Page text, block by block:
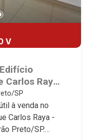
Resort, Asas do
Lumiere,
Spazio
du Soleil,
Hill, San
Genève,
Jataí,
V
Carlos Raya
SP
à venda no
Carlos Raya -
Preto/SP.